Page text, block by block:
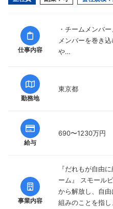
仕事内容
・チームメンバ
メンバーを巻き
や…
勤務地
東京都
給与
690〜1230万円
事業内容
『だれもが自由
ーム』 スモール
から解放し、自
組みのことを指